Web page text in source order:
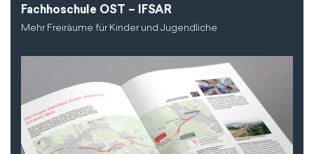
Fachhoschule OST – IFSAR
Mehr Freiräume für Kinder und Jugendliche